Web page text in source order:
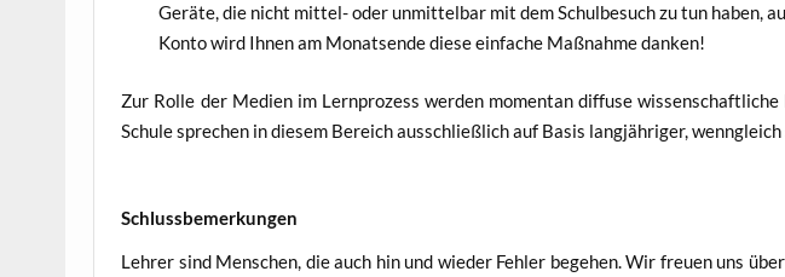
Gerä­te, die nicht mit­tel- oder unmit­tel­bar mit dem Schul­be­such zu tun haben,
Kon­to wird Ihnen am Monats­en­de die­se ein­fa­che Maß­nah­me danken!
Zur Rol­le der Medi­en im Lern­pro­zess wer­den momen­tan dif­fu­se
Schu­le spre­chen in die­sem Bereich aus­schließ­lich auf Basis lang­jäh­ri­ger,
Schluss­be­mer­kun­gen
Leh­rer sind Men­schen, die auch hin und wie­der Feh­ler bege­hen. Wir freu­en uns